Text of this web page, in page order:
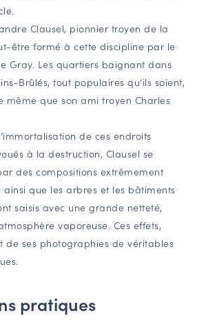
Clausel, pionnier troyen de la
être formé à cette discipline par le
Gray. Les quartiers baignant dans
Brûlés, tout populaires qu’ils soient,
que son ami troyen Charles
de ces endroits
à la destruction, Clausel se
des compositions extrêmement
ainsi que les arbres et les bâtiments
saisis avec une grande netteté,
vaporeuse. Ces effets,
de ses photographies de véritables
pratiques